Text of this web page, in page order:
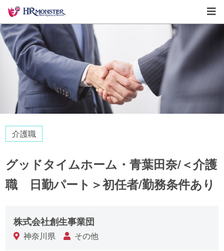
介護職
グッドタイムホーム・青葉田奈/＜介護
職 日勤パート＞初任者/勤務条件あり
株式会社創生事業団
神奈川県 その他